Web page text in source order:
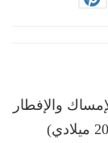
والإفطار